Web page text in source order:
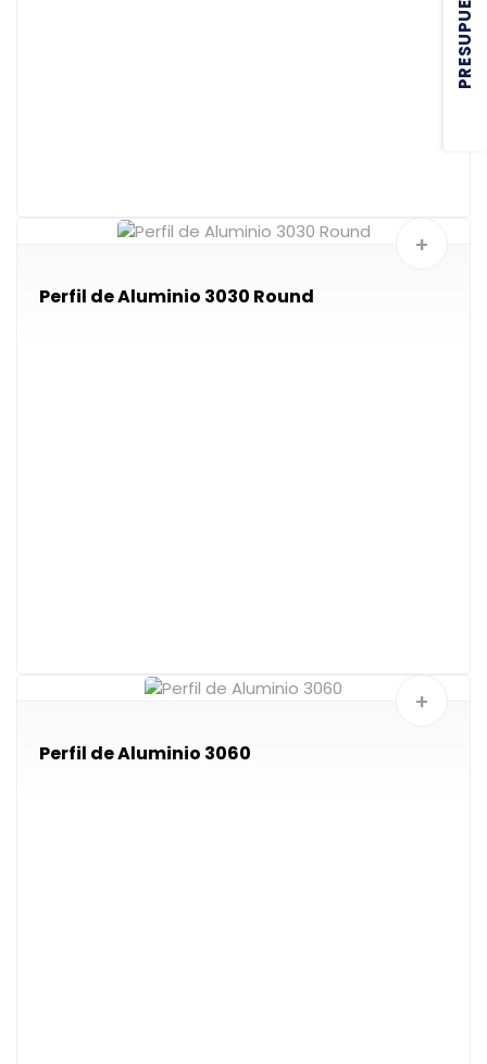
+
Perfil de Aluminio 3030 Round
+
Perfil de Aluminio 3060